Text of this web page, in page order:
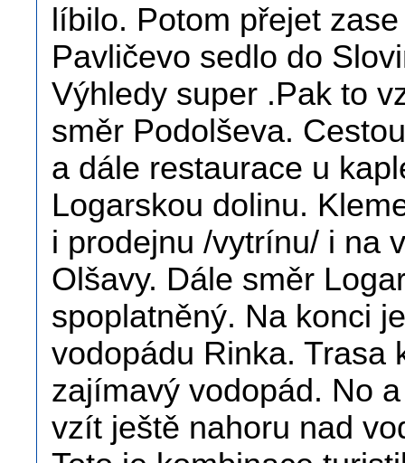
líbilo. Potom přejet
Pavličevo sedlo do
Výhledy super .Pak to
směr Podolševa.
a dále restaurace u
Logarskou dolinu.
i prodejnu /vytrínu/ i na
Olšavy. Dále směr
spoplatněný. Na konci
vodopádu Rinka. Trasa
zajímavý vodopád. No
vzít ještě nahoru nad